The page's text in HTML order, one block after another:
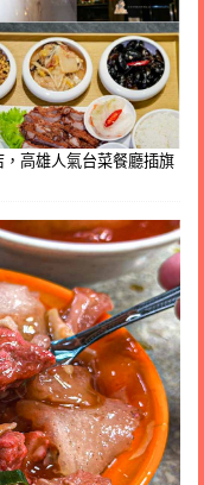
，高雄人氣台菜餐廳插旗